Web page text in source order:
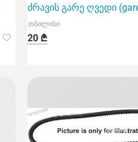
ძრავის გარე ღვედი
თბილისი
20 ₾